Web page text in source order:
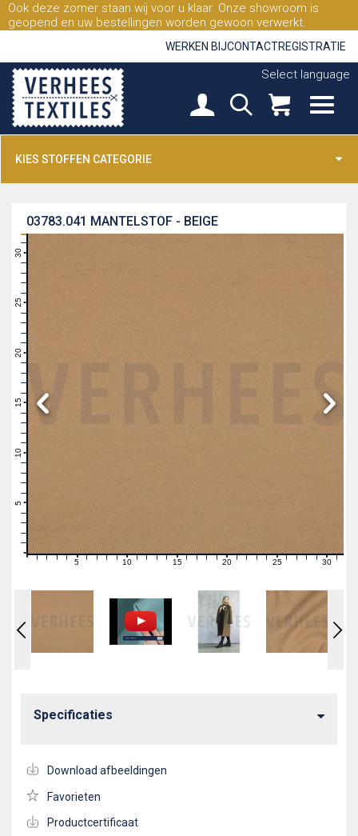
Ook deze zomer staan wij voor u klaar. Onze showroom is
geopend en uw bestellingen worden gewoon verwerkt.
WERKEN BIJCONTACTREGISTRATIE
Select language
KIES STOFFEN CATEGORIE
MANTELSTOF - BEIGE
03783.041
11
16
21
26
1 2 3 4 6 7 89 11121314 16171819 21222324 26272829 31
Specificaties
Download afbeeldingen
Favorieten
Productcertificaat